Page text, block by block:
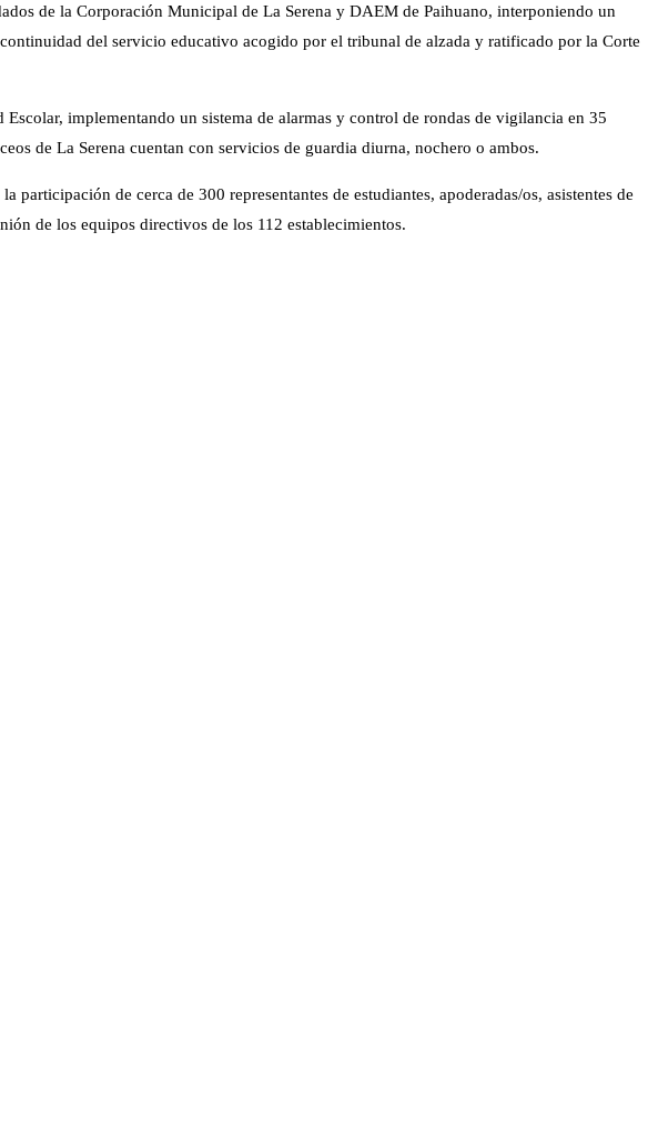
de la Corporación Municipal de La Serena y DAEM de Paihuano, interponiendo un
del servicio educativo acogido por el tribunal de alzada y ratificado por la Corte
implementando un sistema de alarmas y control de rondas de vigilancia en 35
de La Serena cuentan con servicios de guardia diurna, nochero o ambos.
la participación de cerca de 300 representantes de estudiantes, apoderadas/os, asistentes de
de los equipos directivos de los 112 establecimientos.